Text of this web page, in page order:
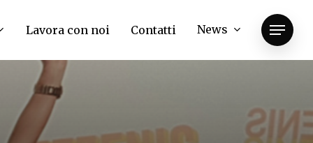
Lavora con noi Contatti News Menu